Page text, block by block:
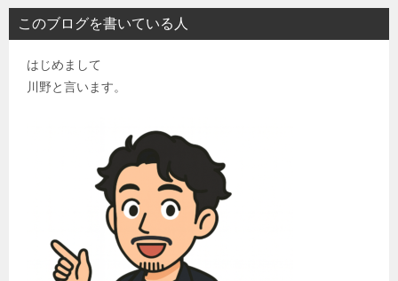
このブログを書いている人
はじめまして
川野と言います。